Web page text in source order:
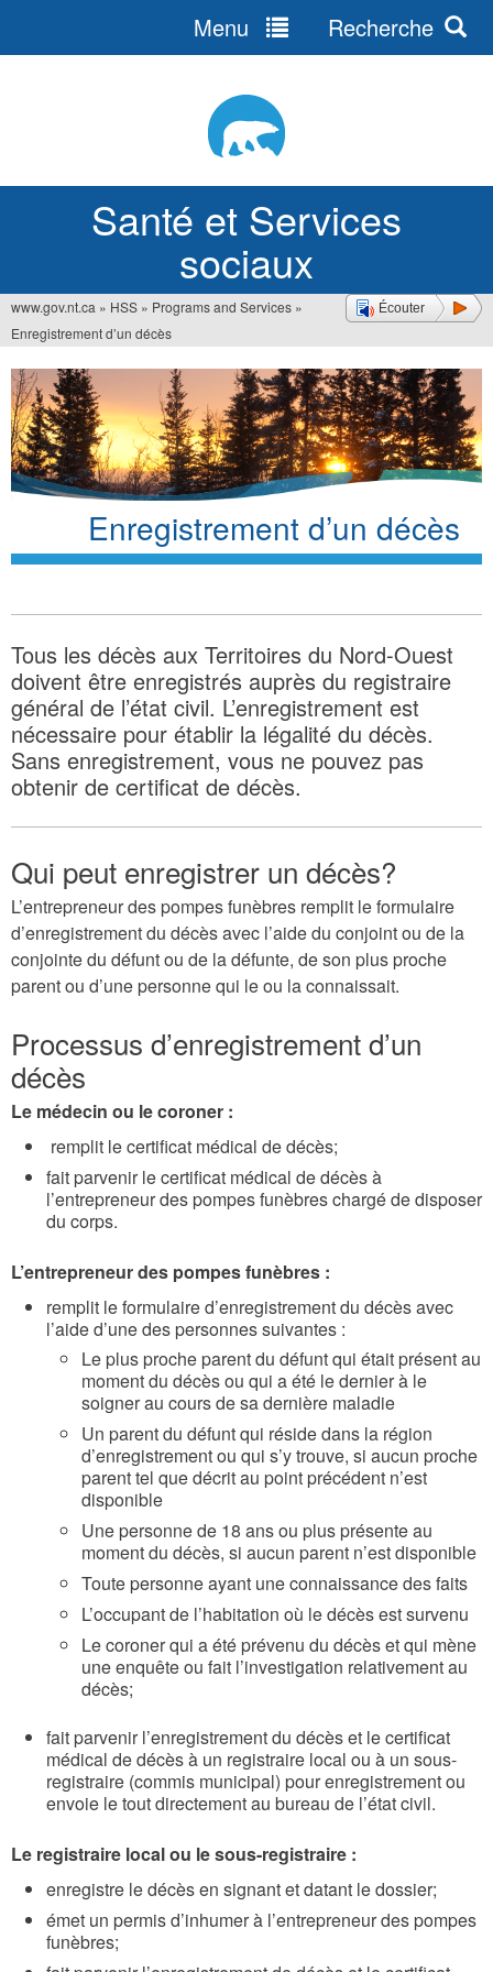
Santé et Services
sociaux
Menu Recherche
Écouter
Vous
êtes
ici
www.gov.nt.ca » HSS » Programs and Services »
Enregistrement d’un décès
Enregistrement d’un décès
Tous les décès aux Territoires du Nord-Ouest
doivent être enregistrés auprès du registraire
général de l’état civil. L’enregistrement est
nécessaire pour établir la légalité du décès.
Sans enregistrement, vous ne pouvez pas
obtenir de certificat de décès.
Qui peut enregistrer un décès?
L’entrepreneur des pompes funèbres remplit le formulaire
d’enregistrement du décès avec l’aide du conjoint ou de la
conjointe du défunt ou de la défunte, de son plus proche
parent ou d’une personne qui le ou la connaissait.
Processus d’enregistrement d’un
décès
Le médecin ou le coroner :
remplit le certificat médical de décès;
fait parvenir le certificat médical de décès à
l’entrepreneur des pompes funèbres chargé de disposer
du corps.
L’entrepreneur des pompes funèbres :
remplit le formulaire d’enregistrement du décès avec
l’aide d’une des personnes suivantes :
Le plus proche parent du défunt qui était présent au
moment du décès ou qui a été le dernier à le
soigner au cours de sa dernière maladie
Un parent du défunt qui réside dans la région
d’enregistrement ou qui s’y trouve, si aucun proche
parent tel que décrit au point précédent n’est
disponible
Une personne de 18 ans ou plus présente au
moment du décès, si aucun parent n’est disponible
Toute personne ayant une connaissance des faits
L’occupant de l’habitation où le décès est survenu
Le coroner qui a été prévenu du décès et qui mène
une enquête ou fait l’investigation relativement au
décès;
fait parvenir l’enregistrement du décès et le certificat
médical de décès à un registraire local ou à un sous-
registraire (commis municipal) pour enregistrement ou
envoie le tout directement au bureau de l’état civil.
Le registraire local ou le sous-registraire :
enregistre le décès en signant et datant le dossier;
émet un permis d’inhumer à l’entrepreneur des pompes
funèbres;